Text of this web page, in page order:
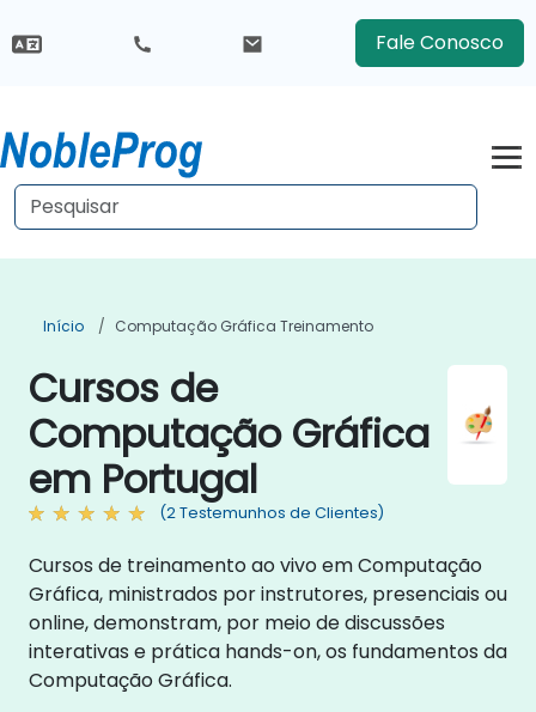
Fale Conosco
Início Computação Gráfica Treinamento
Cursos de
Computação Gráfica
em Portugal
(2 Testemunhos de Clientes)
Cursos de treinamento ao vivo em Computação
Gráfica, ministrados por instrutores, presenciais ou
online, demonstram, por meio de discussões
interativas e prática hands-on, os fundamentos da
Computação Gráfica.